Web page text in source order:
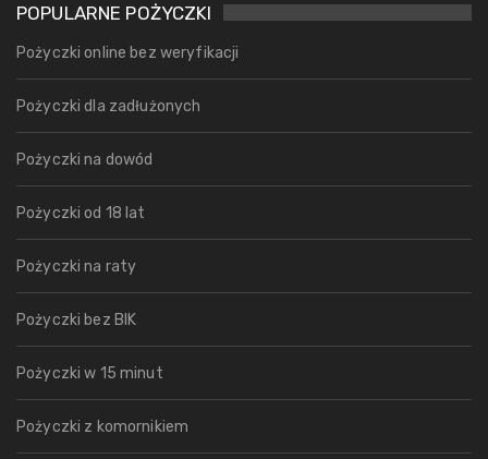
POPULARNE POŻYCZKI
Pożyczki online bez weryfikacji
Pożyczki dla zadłużonych
Pożyczki na dowód
Pożyczki od 18 lat
Pożyczki na raty
Pożyczki bez BIK
Pożyczki w 15 minut
Pożyczki z komornikiem